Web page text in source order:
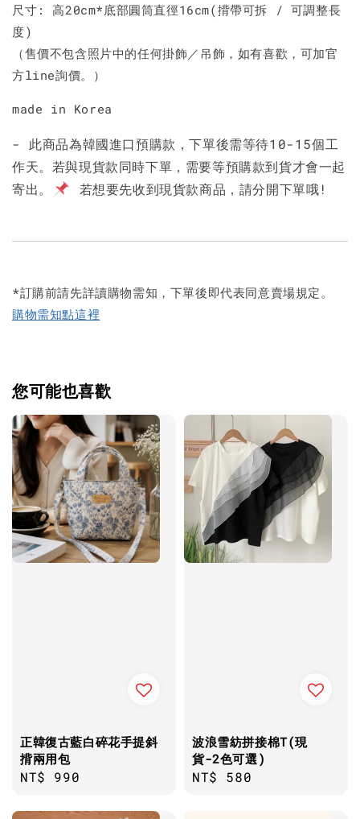
尺寸: 高20cm*底部圓筒直徑16cm(揹帶可拆 / 可調整長
度)
（售價不包含照片中的任何掛飾／吊飾，如有喜歡，可加官
方line詢價。）
made in Korea
- 此商品為韓國進口預購款，下單後需等待10-15個工
作天。若與現貨款同時下單，需要等預購款到貨才會一起
寄出。
若想要先收到現貨款商品，請分開下單哦!
*訂購前請先詳讀購物需知，下單後即代表同意賣場規定。
購物需知點這裡
您可能也喜歡
正韓復古藍白碎花手提斜
揹兩用包
Regular
NT$ 990
波浪雪紡拼接棉T(現
貨-2色可選)
Regular
NT$ 580